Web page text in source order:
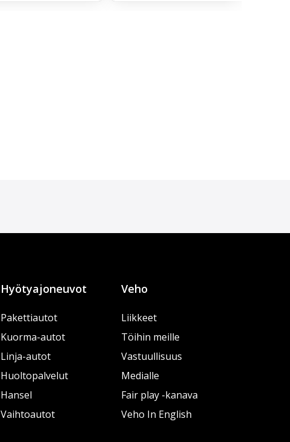
Hyötyajoneuvot
Pakettiautot
Kuorma-autot
Linja-autot
Huoltopalvelut
Hansel
Vaihtoautot
Veho
Liikkeet
Töihin meille
Vastuullisuus
Medialle
Fair play -kanava
Veho In English